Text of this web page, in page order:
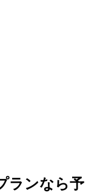
ランなら予